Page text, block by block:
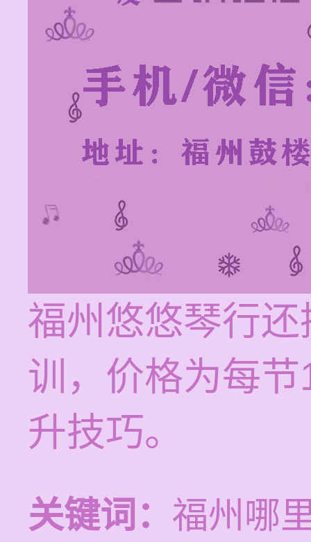
福州悠悠琴行
训，价格为每
升技巧。
关键词： 福州哪